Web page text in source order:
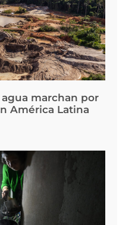
marchan por
América Latina